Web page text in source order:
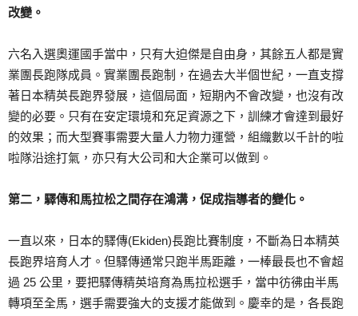
改變。
六名入選奧運國手當中，只有大迫傑是自由身，其餘五人都是實
業團長跑隊成員。實業團長跑制，在過去大半個世紀，一直支撐
著日本精英長跑界發展，這個局面，短期內不會改變，也沒有改
變的必要。只有在安定環境和充足資源之下，訓練才會達到最好
的效果；而大型賽事需要大量人力物力運營，組織數以千計的啦
啦隊沿途打氣，亦只有大公司和大企業可以做到。
第二，驛傳和馬拉松之間存在鴻溝，促成指導者的變化。
一直以來，日本的驛傳(Ekiden)長跑比賽制度，不斷為日本精英
長跑界培育人才。但驛傳通常只跑半馬距離，一棒最長也不會超
過 25 公里，要把驛傳精英培育為馬拉松選手，當中彷彿由半馬
轉項至全馬，選手需要強大的支援才能做到。慶幸的是，各長跑